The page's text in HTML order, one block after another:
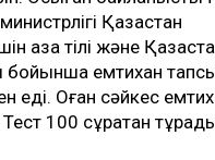
Қазақстан
қазақ тілі және
бойынша емтихан
еді. Оған сәйкес
100 сұрақтан